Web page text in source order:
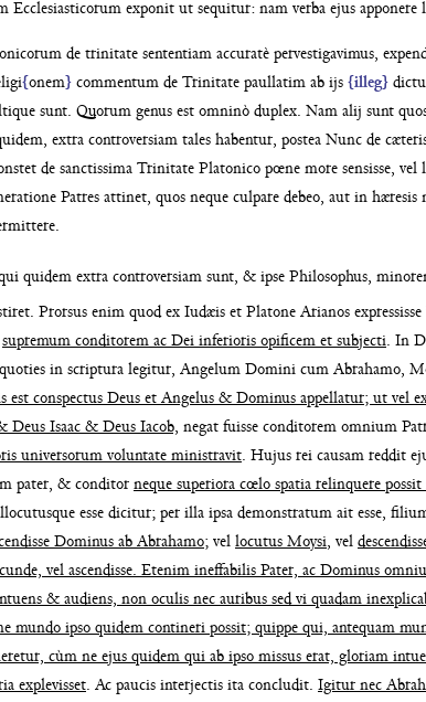
Ecclesiasticorum exponit ut sequitur: nam verba ejus apponere
de trinitate sententiam accuratè pervestigavimus,
{onem} commentum de Trinitate paullatim ab ijs {illeg}
sunt. Quorum genus est omninò duplex. Nam alij sunt
extra controversiam tales habentur, postea Nunc de
de sanctissima Trinitate Platonico pœne more sensisse,
Patres attinet, quos neque culpare debeo, aut in hæresis
quidem extra controversiam sunt, & ipse Philosophus,
Prorsus enim quod ex Iudæis et Platone Arianos expressisse
supremum conditorem ac Dei inferioris opificem et subjecti. In
in scriptura legitur, Angelum Domini cum Abrahamo,
est conspectus Deus et Angelus & Dominus appellatur; ut vel
Deus Isaac & Deus Iacob, negat fuisse conditorem omnium
universorum voluntate ministravit. Hujus rei causam reddit
pater, & conditor neque superiora cœlo spatia relinquere
esse dicitur; per illa ipsa demonstratum ait esse,
Dominus ab Abrahamo; vel locutus Moysi, vel
vel ascendisse. Etenim ineffabilis Pater, ac Dominus
& audiens, non oculis nec auribus sed vi quadam
mundo ipso quidem contineri possit; quippe qui, antequam
cùm ne ejus quidem qui ab ipso missus erat, gloriam
explevisset. Ac paucis interjectis ita concludit. Igitur nec Abra